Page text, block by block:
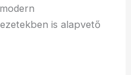
is alapvető